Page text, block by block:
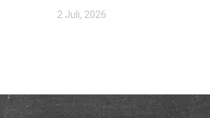
2 Juli, 2026